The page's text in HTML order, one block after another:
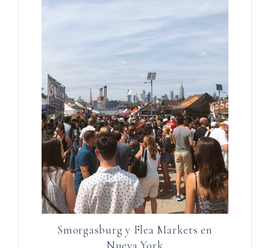
Smorgasburg y Flea Markets en
Nueva York